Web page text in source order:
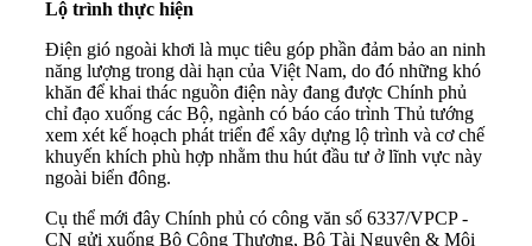
Lộ trình thực hiện
Điện gió ngoài khơi là mục tiêu góp phần đảm bảo an ninh
năng lượng trong dài hạn của Việt Nam, do đó những khó
khăn để khai thác nguồn điện này đang được Chính phủ
chỉ đạo xuống các Bộ, ngành có báo cáo trình Thủ tướng
xem xét kế hoạch phát triển để xây dựng lộ trình và cơ chế
khuyến khích phù hợp nhằm thu hút đầu tư ở lĩnh vực này
ngoài biển đông.
Cụ thể mới đây Chính phủ có công văn số 6337/VPCP -
CN gửi xuống Bộ Công Thương, Bộ Tài Nguyên & Môi